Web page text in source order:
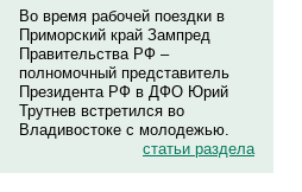
Во время рабочей поездки в
Приморский край Зампред
Правительства РФ –
полномочный представитель
Президента РФ в ДФО Юрий
Трутнев встретился во
Владивостоке с молодежью.
статьи раздела